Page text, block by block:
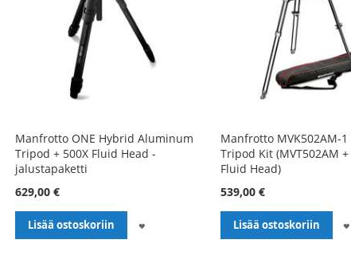
Manfrotto ONE Hybrid Aluminum
Tripod + 500X Fluid Head -
jalustapaketti
629,00 €
Lisää ostoskoriin
Manfrotto MVK502AM-1
Tripod Kit (MVT502AM +
Fluid Head)
539,00 €
Lisää ostoskoriin